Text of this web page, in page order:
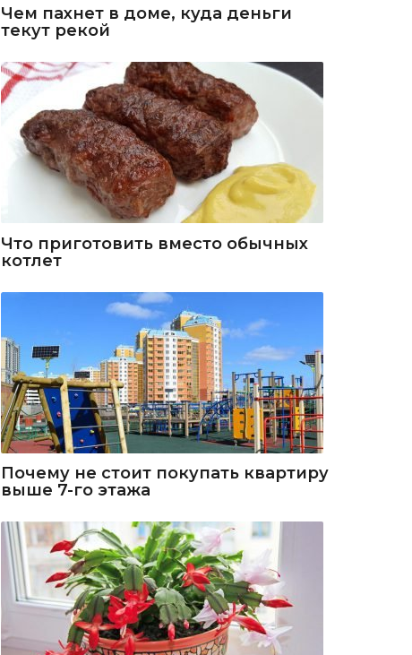
Чем пахнет в доме, куда деньги
текут рекой
Что приготовить вместо обычных
котлет
Почему не стоит покупать квартиру
выше 7-го этажа